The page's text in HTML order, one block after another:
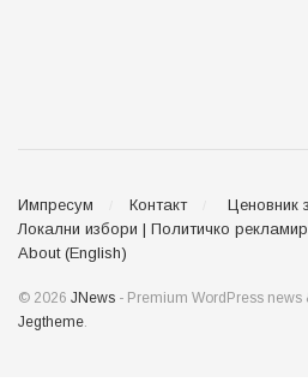
Импресум Контакт
Ценовник
Локални избори | Политичко
About (English)
© 2026 JNews - Premium WordPress
Jegtheme